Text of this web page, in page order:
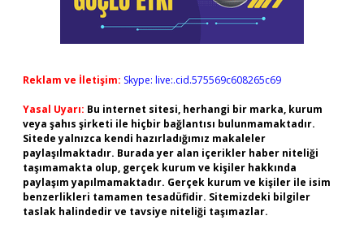
Reklam ve İletişim: Skype: live:.cid.575569c608265c69
Yasal Uyarı: Bu internet sitesi, herhangi bir marka, kurum
veya şahıs şirketi ile hiçbir bağlantısı bulunmamaktadır.
Sitede yalnızca kendi hazırladığımız makaleler
paylaşılmaktadır. Burada yer alan içerikler haber niteliği
taşımamakta olup, gerçek kurum ve kişiler hakkında
paylaşım yapılmamaktadır. Gerçek kurum ve kişiler ile isim
benzerlikleri tamamen tesadüfidir. Sitemizdeki bilgiler
taslak halindedir ve tavsiye niteliği taşımazlar.